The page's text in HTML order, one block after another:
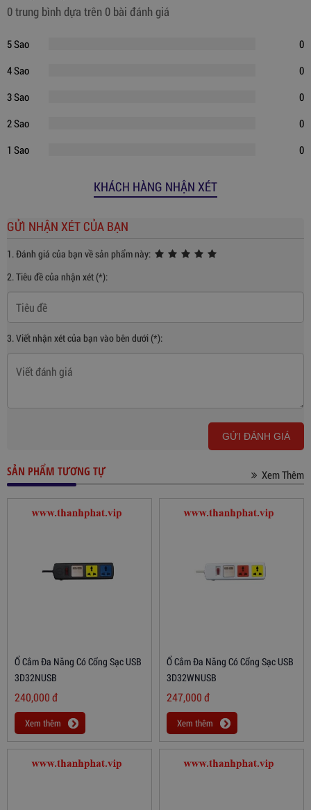
0 trung bình dựa trên 0 bài đánh giá
5 Sao
0
4 Sao
0
3 Sao
0
2 Sao
0
1 Sao
0
KHÁCH HÀNG NHẬN XÉT
GỬI NHẬN XÉT CỦA BẠN
1. Đánh giá của bạn về sản phẩm này:
2. Tiêu đề của nhận xét (*):
3. Viết nhận xét của bạn vào bên dưới (*):
GỬI ĐÁNH GIÁ
SẢN PHẨM TƯƠNG TỰ Xem Thêm
Ổ Cắm Đa Năng Có Cổng Sạc USB
3D32NUSB
240,000đ
Xem thêm
Ổ Cắm Đa Năng Có Cổng Sạc USB
3D32WNUSB
247,000đ
Xem thêm